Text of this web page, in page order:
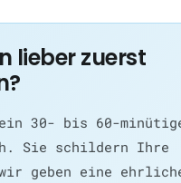
lieber zuerst
30- bis 60-
Sie schildern Ihre
geben eine